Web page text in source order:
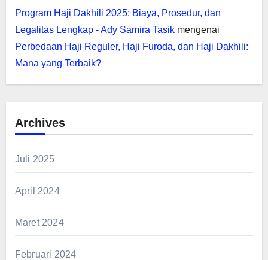
Program Haji Dakhili 2025: Biaya, Prosedur, dan
Legalitas Lengkap - Ady Samira Tasikmengenai
Perbedaan Haji Reguler, Haji Furoda, dan Haji Dakhili:
Mana yang Terbaik?
Archives
Juli 2025
April 2024
Maret 2024
Februari 2024